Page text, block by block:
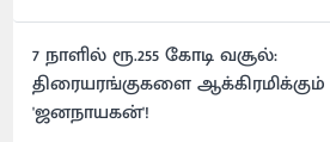
7 நாளில் ரூ.255 கோடி வசூல்:
திரையரங்குகளை ஆக்கிரமிக்கும்
'ஜனநாயகன்'!